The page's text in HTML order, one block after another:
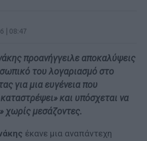
| 08:47
προανήγγειλε αποκαλύψεις
του λογαριασμό στο
για μια ευγένεια που
και υπόσχεται να
χωρίς μεσάζοντες.
έκανε μια αναπάντεχη